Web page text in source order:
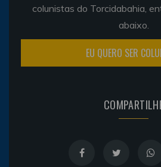
colunistas do Torcidabahia,
abaixo.
EU QUERO SER